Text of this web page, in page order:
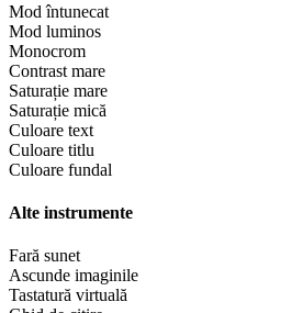
Mod întunecat
Mod luminos
Monocrom
Contrast mare
Saturație mare
Saturație mică
Culoare text
Culoare titlu
Culoare fundal
Alte instrumente
Fară sunet
Ascunde imaginile
Tastatură virtuală